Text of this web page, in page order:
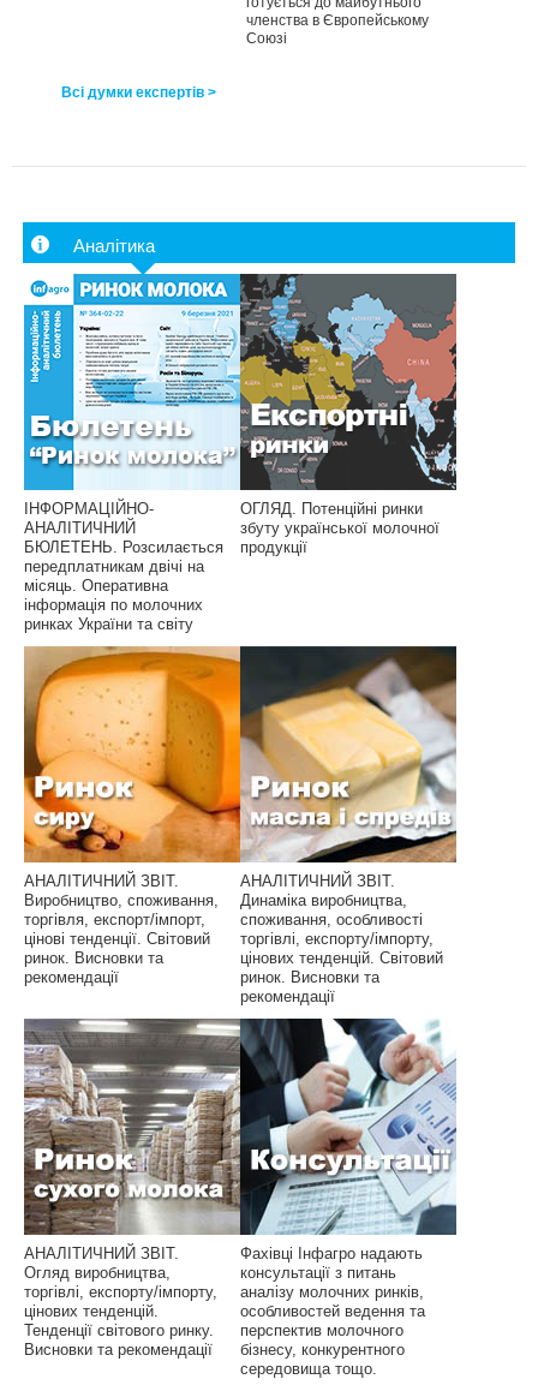
членства в Європейському
Союзі
Всі думки експертів >
Аналітика
ІНФОРМАЦІЙНО-
АНАЛІТИЧНИЙ
БЮЛЕТЕНЬ. Розсилається
передплатникам двічі на
місяць. Оперативна
інформація по молочних
ринках України та світу
ОГЛЯД. Потенційні ринки
збуту української молочної
продукції
АНАЛІТИЧНИЙ ЗВІТ.
Виробництво, споживання,
торгівля, експорт/імпорт,
цінові тенденції. Світовий
ринок. Висновки та
рекомендації
АНАЛІТИЧНИЙ ЗВІТ.
Динаміка виробництва,
споживання, особливості
торгівлі, експорту/імпорту,
цінових тенденцій. Світовий
ринок. Висновки та
рекомендації
АНАЛІТИЧНИЙ ЗВІТ.
Огляд виробництва,
торгівлі, експорту/імпорту,
цінових тенденцій.
Тенденції світового ринку.
Висновки та рекомендації
Фахівці Інфагро надають
консультації з питань
аналізу молочних ринків,
особливостей ведення та
перспектив молочного
бізнесу, конкурентного
середовища тощо.